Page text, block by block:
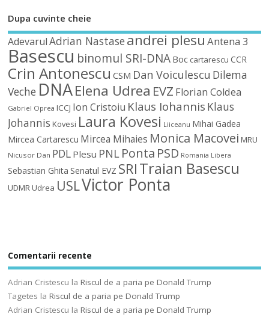
Dupa cuvinte cheie
Adevarul Adrian Nastase andrei plesu Antena 3
Basescu binomul SRI-DNA Boc cartarescu CCR
Crin Antonescu CSM Dan Voiculescu Dilema
Veche DNAElena Udrea EVZ Florian Coldea
Gabriel Oprea ICCJ Ion Cristoiu Klaus Iohannis Klaus
Johannis Kovesi Laura Kovesi Liiceanu Mihai Gadea
Mircea Cartarescu Mircea Mihaies Monica Macovei MRU
Nicusor Dan PDL Plesu PNL Ponta PSD Romania Libera
Sebastian Ghita Senatul EVZ SRITraian Basescu
UDMRUdrea USLVictor Ponta
Comentarii recente
Adrian Cristescu laRiscul de a paria pe Donald Trump
Tagetes laRiscul de a paria pe Donald Trump
Adrian Cristescu laRiscul de a paria pe Donald Trump